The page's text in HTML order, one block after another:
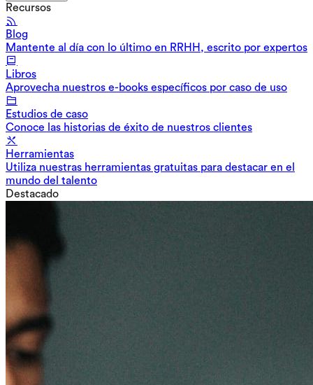
Recursos
Blog
Mantente al día con lo último en RRHH, escrito por expertos
Libros
Aprovecha nuestros e-books específicos por caso de uso
Estudios de caso
Conoce las historias de éxito de nuestros clientes
Herramientas
Utiliza nuestras herramientas gratuitas para destacar en el
mundo del talento
Destacado